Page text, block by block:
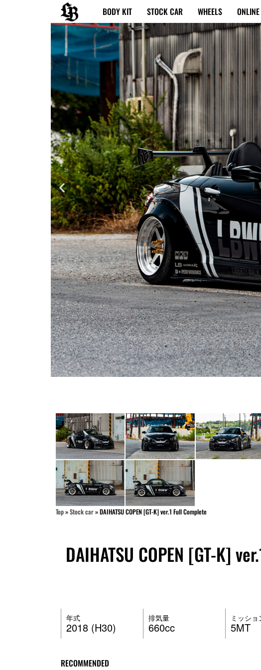
BODY KIT STOCK CAR WHEELS
Top»Stock car»DAIHATSU COPEN [GT-K] ver.1 Full Complete
DAIHATSU COPEN [GT-K]
年式
2018 (H30)
排気量
660cc
ミッショ
5MT
RECOMMENDED